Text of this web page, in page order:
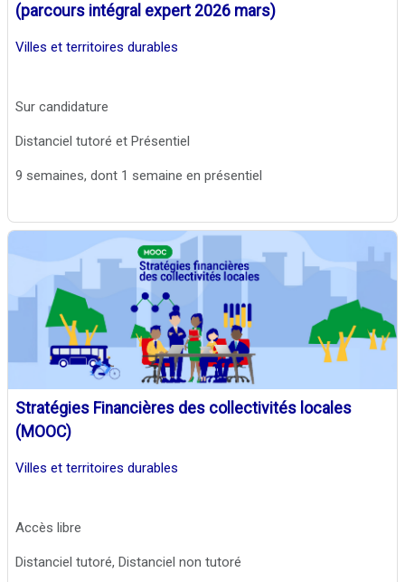
(parcours intégral expert 2026 mars)
Villes et territoires durables
Sur candidature
Distanciel tutoré et Présentiel
9 semaines, dont 1 semaine en présentiel
Stratégies Financières des collectivités locales
(MOOC)
Villes et territoires durables
Accès libre
Distanciel tutoré, Distanciel non tutoré